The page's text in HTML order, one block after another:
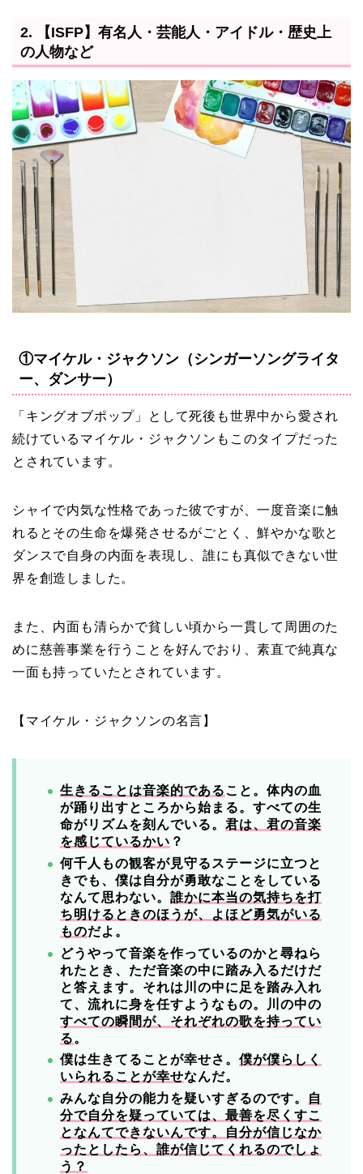
2. 【ISFP】有名人・芸能人・アイドル・歴史上
の人物など
①マイケル・ジャクソン（シンガーソングライタ
ー、ダンサー）
「キングオブポップ」として死後も世界中から愛され
続けているマイケル・ジャクソンもこのタイプだった
とされています。
シャイで内気な性格であった彼ですが、一度音楽に触
れるとその生命を爆発させるがごとく、鮮やかな歌と
ダンスで自身の内面を表現し、誰にも真似できない世
界を創造しました。
また、内面も清らかで貧しい頃から一貫して周囲のた
めに慈善事業を行うことを好んでおり、素直で純真な
一面も持っていたとされています。
【マイケル・ジャクソンの名言】
生きることは音楽的であること。体内の血
が踊り出すところから始まる。すべての生
命がリズムを刻んでいる。 君は、君の音楽
を感じているかい ？
何千人もの観客が見守るステージに立つと
きでも、僕は自分が勇敢なことをしている
なんて思わない。 誰かに本当の気持ちを打
ち明けるときのほうが、よほど勇気がいる
ものだよ。
どうやって音楽を作っているのかと尋ねら
れたとき、ただ音楽の中に踏み入るだけだ
と答えます。それは川の中に足を踏み入れ
て、流れに身を任すようなもの。川の中の
すべての瞬間が、それぞれの歌を持ってい
る。
僕は生きてることが幸せさ。 僕が僕らしく
いられることが幸せなんだ。
みんな自分の能力を疑いすぎるのです。
自
分で自分を疑っていては、最善を尽くすこ
となんてできないんです。自分が信じなか
ったとしたら、誰が信じてくれるのでしょ
う？